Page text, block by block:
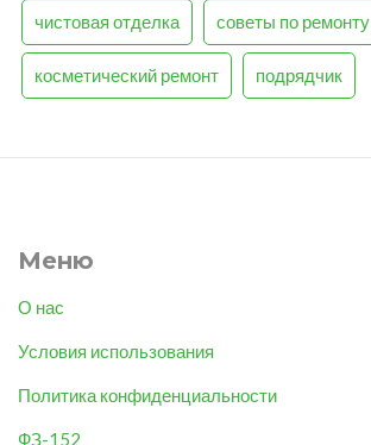
чистовая отделка советы по ремонту
косметический ремонт подрядчик
Меню
О нас
Условия использования
Политика конфиденциальности
ФЗ-152